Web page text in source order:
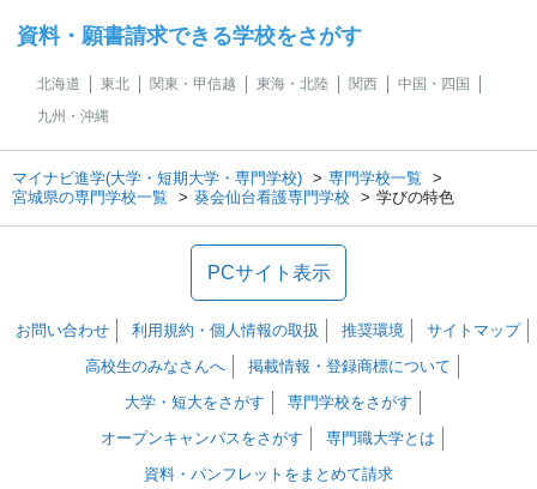
資料・願書請求できる学校をさがす
北海道 東北 関東・甲信越 東海・北陸 関西
中国・四国
九州・沖縄
マイナビ進学(大学・短期大学・専門学校)
専門学校一覧
宮城県の専門学校一覧
葵会仙台看護専門学校 学びの特色
PCサイト表示
お問い合わせ 利用規約・個人情報の取扱 推奨環境
サイトマップ
高校生のみなさんへ
掲載情報・登録商標について
大学・短大をさがす
専門学校をさがす
オープンキャンパスをさがす
専門職大学とは
資料・パンフレットをまとめて請求